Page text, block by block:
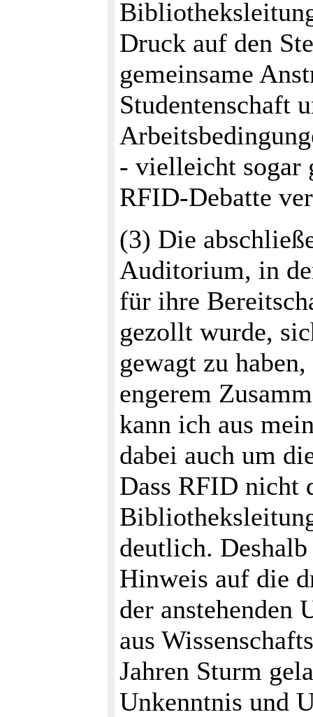
Druck auf den
gemeinsame
Studentenschaft
- vielleicht sogar
RFID-Debatte
(3) Die
Auditorium, in
für ihre
gezollt wurde,
gewagt zu
engerem
kann ich aus
dabei auch um
Dass RFID nicht
deutlich.
Hinweis auf die
der anstehenden
aus
Jahren Sturm
Unkenntnis und